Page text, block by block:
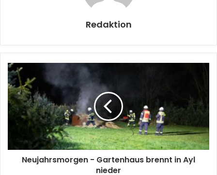
Redaktion
Neujahrsmorgen - Gartenhaus brennt in Ayl
nieder